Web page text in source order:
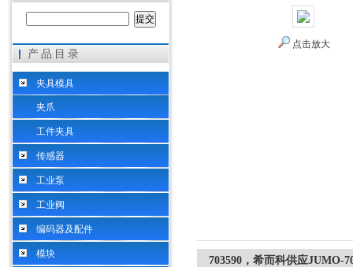
希而科工业控制设备（上海）有限公司
产品目录
夹具模具
夹爪
工件夹具
传感器
工业泵
工业阀
编码器及配件
模块
点击放大
703590，希而科供应JUMO-